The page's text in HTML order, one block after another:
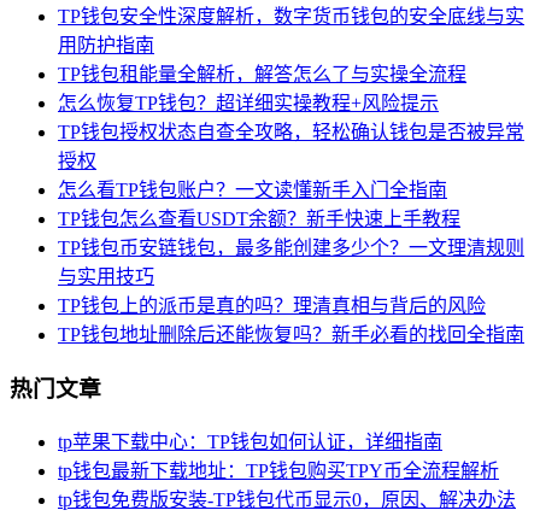
TP钱包安全性深度解析，数字货币钱包的安全底线与实
用防护指南
TP钱包租能量全解析，解答怎么了与实操全流程
怎么恢复TP钱包？超详细实操教程+风险提示
TP钱包授权状态自查全攻略，轻松确认钱包是否被异常
授权
怎么看TP钱包账户？一文读懂新手入门全指南
TP钱包怎么查看USDT余额？新手快速上手教程
TP钱包币安链钱包，最多能创建多少个？一文理清规则
与实用技巧
TP钱包上的派币是真的吗？理清真相与背后的风险
TP钱包地址删除后还能恢复吗？新手必看的找回全指南
热门文章
tp苹果下载中心：TP钱包如何认证，详细指南
tp钱包最新下载地址：TP钱包购买TPY币全流程解析
tp钱包免费版安装-TP钱包代币显示0，原因、解决办法